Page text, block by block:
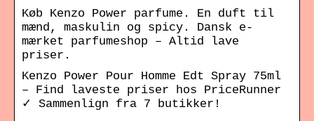
Køb Kenzo Power parfume. En duft til
mænd, maskulin og spicy. Dansk e-
mærket parfumeshop – Altid lave
priser.
Kenzo Power Pour Homme Edt Spray 75ml
– Find laveste priser hos PriceRunner
✓ Sammenlign fra 7 butikker!